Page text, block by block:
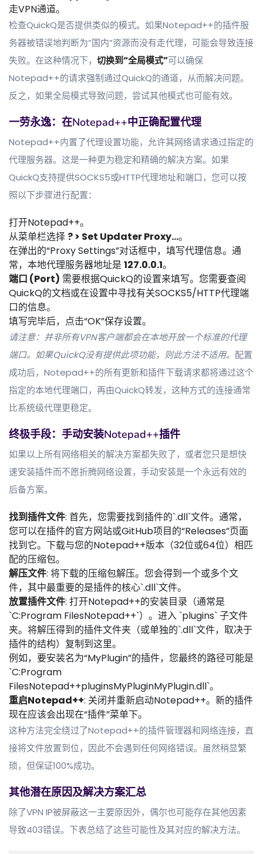
走VPN通道。
检查QuickQ是否提供类似的模式。如果Notepad++的插件服
务器被错误地判断为“国内”资源而没有走代理，可能会导致连接
失败。在这种情况下， 切换到“全局模式”可以确保
Notepad++的请求强制通过QuickQ的通道，从而解决问题。
反之，如果全局模式导致问题，尝试其他模式也可能有效。
一劳永逸：在Notepad++中正确配置代理
Notepad++内置了代理设置功能，允许其网络请求通过指定的
代理服务器。这是一种更为稳定和精确的解决方案。如果
QuickQ支持提供SOCKS5或HTTP代理地址和端口，您可以按
照以下步骤进行配置：
打开Notepad++。
从菜单栏选择 ? > Set Updater Proxy...。
在弹出的“Proxy Settings”对话框中，填写代理信息。通
常，本地代理服务器地址是 127.0.0.1。
端口 (Port) 需要根据QuickQ的设置来填写。您需要查阅
QuickQ的文档或在设置中寻找有关SOCKS5/HTTP代理端
口的信息。
填写完毕后，点击“OK”保存设置。
请注意：并非所有VPN客户端都会在本地开放一个标准的代理
端口。如果QuickQ没有提供此项功能，则此方法不适用。 配置
成功后，Notepad++的所有更新和插件下载请求都将通过这个
指定的本地代理端口，再由QuickQ转发，这种方式的连接通常
比系统级代理更稳定。
终极手段：手动安装Notepad++插件
如果以上所有网络相关的解决方案都失败了，或者您只是想快
速安装插件而不愿折腾网络设置，手动安装是一个永远有效的
后备方案。
找到插件文件: 首先，您需要找到插件的`.dll`文件。通常，
您可以在插件的官方网站或GitHub项目的“Releases”页面
找到它。下载与您的Notepad++版本（32位或64位）相匹
配的压缩包。
解压文件: 将下载的压缩包解压。您会得到一个或多个文
件，其中最重要的是插件的核心`.dll`文件。
放置插件文件: 打开Notepad++的安装目录（通常是
`C:Program FilesNotepad++`）。进入 `plugins` 子文件
夹。将解压得到的插件文件夹（或单独的`.dll`文件，取决于
插件的结构）复制到这里。
例如，要安装名为“MyPlugin”的插件，您最终的路径可能是
`C:Program
FilesNotepad++pluginsMyPluginMyPlugin.dll`。
重启Notepad++: 关闭并重新启动Notepad++。新的插件
现在应该会出现在“插件”菜单下。
这种方法完全绕过了Notepad++的插件管理器和网络连接，直
接将文件放置到位，因此不会遇到任何网络错误。虽然稍显繁
琐，但保证100%成功。
其他潜在原因及解决方案汇总
除了VPN IP被屏蔽这一主要原因外，偶尔也可能存在其他因素
导致403错误。下表总结了这些可能性及其对应的解决方法。